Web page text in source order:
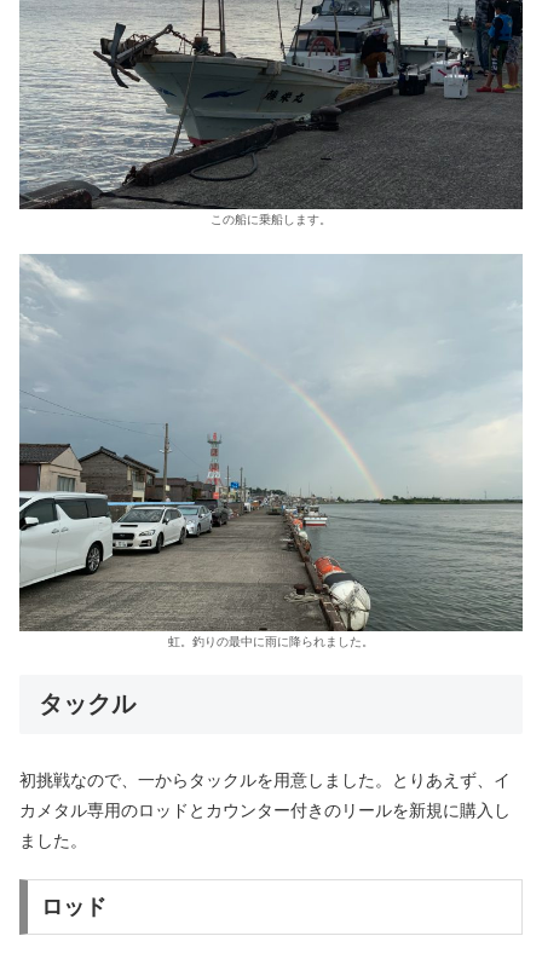
この船に乗船します。
虹。釣りの最中に雨に降られました。
タックル
初挑戦なので、一からタックルを用意しました。とりあえず、イ
カメタル専用のロッドとカウンター付きのリールを新規に購入し
ました。
ロッド